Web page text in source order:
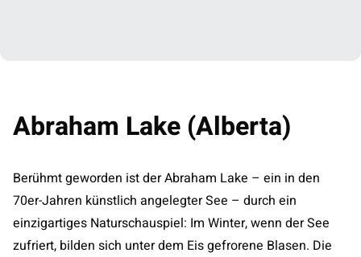
Abraham Lake (Alberta)
Berühmt geworden ist der Abraham Lake – ein in den
70er-Jahren künstlich angelegter See – durch ein
einzigartiges Naturschauspiel: Im Winter, wenn der See
zufriert, bilden sich unter dem Eis gefrorene Blasen. Die